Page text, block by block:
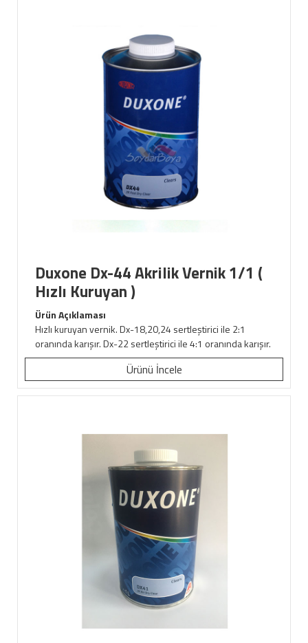
Duxone Dx-44 Akrilik Vernik 1/1 (
Hızlı Kuruyan )
Ürün Açıklaması
Hızlı kuruyan vernik. Dx-18,20,24 sertleştirici ile 2:1
oranında karışır. Dx-22 sertleştirici ile 4:1 oranında karışır.
Ürünü İncele